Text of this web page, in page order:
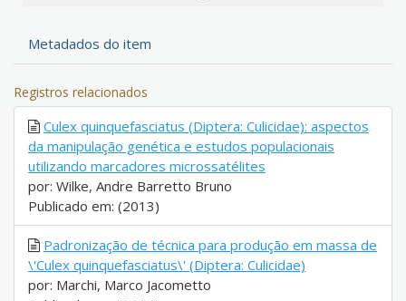
Metadados do item
Registros relacionados
Culex quinquefasciatus (Diptera: Culicidae): aspectos
da manipulação genética e estudos populacionais
utilizando marcadores microssatélites
por: Wilke, Andre Barretto Bruno
Publicado em: (2013)
Padronização de técnica para produção em massa de
\'Culex quinquefasciatus\' (Diptera: Culicidae)
por: Marchi, Marco Jacometto